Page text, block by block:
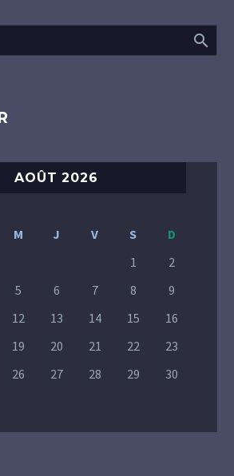
AOÛT 2026
M J V S
D
1
2
5 6 7 8
9
12 13 14 15
16
19 20 21 22
23
26 27 28 29
30